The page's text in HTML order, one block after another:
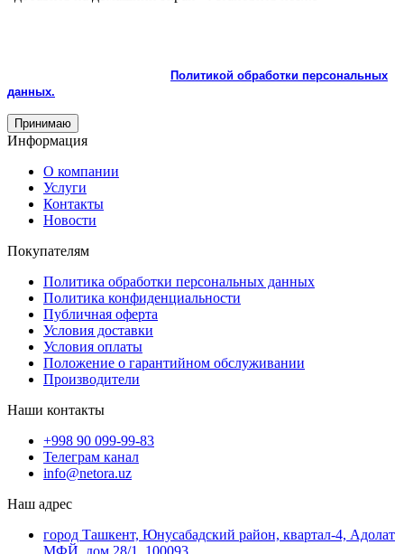
Политикой обработки персональных
данных.
Принимаю
Информация
О компании
Услуги
Контакты
Новости
Покупателям
Политика обработки персональных данных
Политика конфиденциальности
Публичная оферта
Условия доставки
Условия оплаты
Положение о гарантийном обслуживании
Производители
Наши контакты
+998 90 099-99-83
Телеграм канал
info@netora.uz
Наш адрес
город Ташкент, Юнусабадский район, квартал-4, Адолат